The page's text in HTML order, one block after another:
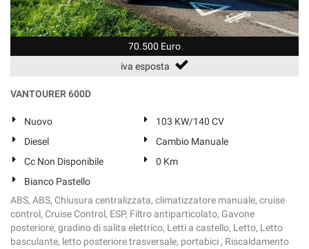
70.500 Euro
iva esposta
VANTOURER 600D
Nuovo
103 KW/140 CV
Diesel
Cambio Manuale
Cc Non Disponibile
0 Km
Bianco Pastello
ABS, ABS, Chiusura centralizzata, climatizzatore manuale, cruise
control, Cruise Control, ESP, Filtro antiparticolato, Gavone
posteriore, gradino di salita elettrico, Letti a castello, Letto, Letto
basculante, letto posteriore trasversale, portabici , Riscaldamento